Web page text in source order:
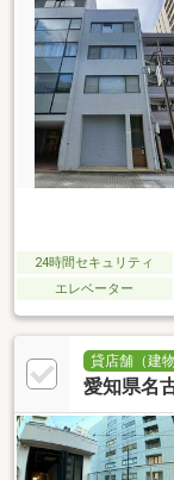
24時間セキュリティ
エレベーター
貸店舗（建物
愛知県名